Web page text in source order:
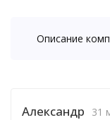
Описание
Александр 31